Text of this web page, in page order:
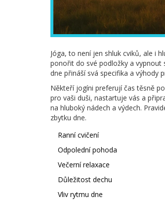
Jóga, to není jen shluk cviků, ale i
ponořit do své podložky a vypnout
dne přináší svá specifika a výhody
Někteří jogíni preferují čas těsně
pro vaši duši, nastartuje vás a
na hluboký nádech a výdech.
zbytku dne.
Ranní cvičení
Odpolední pohoda
Večerní relaxace
Důležitost dechu
Vliv rytmu dne